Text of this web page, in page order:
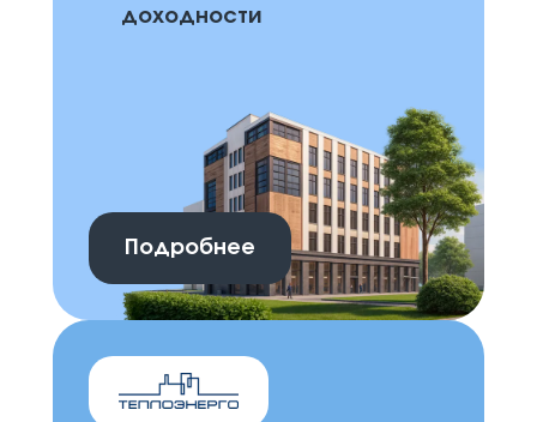
доходности
Подробнее